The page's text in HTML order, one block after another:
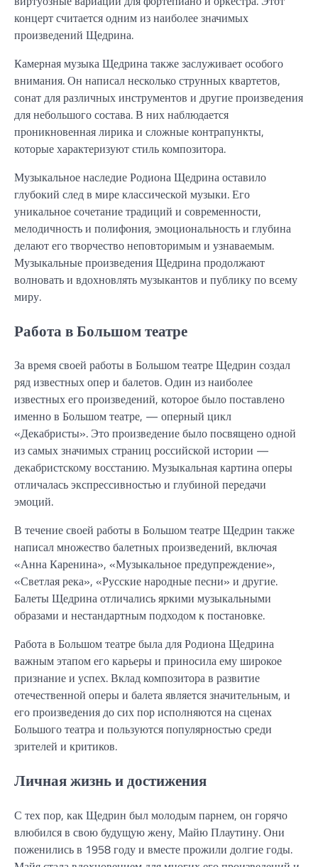
концерт считается одним из наиболее значимых
произведений Щедрина.
Камерная музыка Щедрина также заслуживает особого
внимания. Он написал несколько струнных квартетов,
сонат для различных инструментов и другие произведения
для небольшого состава. В них наблюдается
проникновенная лирика и сложные контрапункты,
которые характеризуют стиль композитора.
Музыкальное наследие Родиона Щедрина оставило
глубокий след в мире классической музыки. Его
уникальное сочетание традиций и современности,
мелодичность и полифония, эмоциональность и глубина
делают его творчество неповторимым и узнаваемым.
Музыкальные произведения Щедрина продолжают
волновать и вдохновлять музыкантов и публику по всему
миру.
Работа в Большом театре
За время своей работы в Большом театре Щедрин создал
ряд известных опер и балетов. Один из наиболее
известных его произведений, которое было поставлено
именно в Большом театре, — оперный цикл
«Декабристы». Это произведение было посвящено одной
из самых значимых страниц российской истории —
декабристскому восстанию. Музыкальная картина оперы
отличалась экспрессивностью и глубиной передачи
эмоций.
В течение своей работы в Большом театре Щедрин также
написал множество балетных произведений, включая
«Анна Каренина», «Музыкальное предупреждение»,
«Светлая река», «Русские народные песни» и другие.
Балеты Щедрина отличались яркими музыкальными
образами и нестандартным подходом к постановке.
Работа в Большом театре была для Родиона Щедрина
важным этапом его карьеры и приносила ему широкое
признание и успех. Вклад композитора в развитие
отечественной оперы и балета является значительным, и
его произведения до сих пор исполняются на сценах
Большого театра и пользуются популярностью среди
зрителей и критиков.
Личная жизнь и достижения
С тех пор, как Щедрин был молодым парнем, он горячо
влюбился в свою будущую жену, Майю Плаутину. Они
поженились в 1958 году и вместе прожили долгие годы.